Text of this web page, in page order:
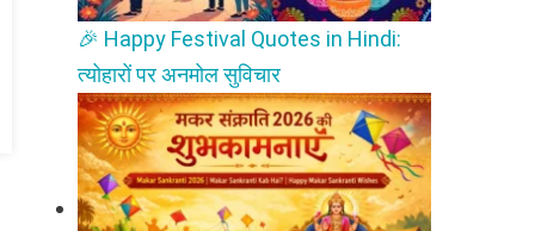
🎉 Happy Festival Quotes in Hindi:
त्योहारों पर अनमोल सुविचार